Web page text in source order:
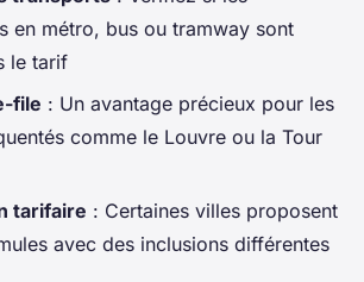
en métro, bus ou tramway sont
le tarif
file : Un avantage précieux pour les
comme le Louvre ou la Tour
tarifaire : Certaines villes proposent
avec des inclusions différentes